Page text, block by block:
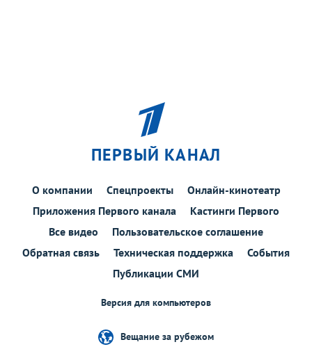
ПЕРВЫЙ КАНАЛ
О компании Спецпроекты
Онлайн-кинотеатр
Приложения Первого канала
Кастинги Первого
Все видео
Пользовательское соглашение
Обратная связь
Техническая поддержка
События
Публикации СМИ
Версия для компьютеров
Вещание за рубежом